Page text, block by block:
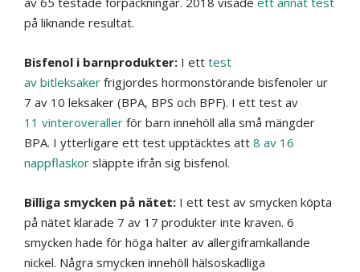
på liknande resultat.
Bisfenol i barnprodukter: I ett test
av bitleksaker frigjordes hormonstörande bisfenoler ur
7 av 10 leksaker (BPA, BPS och BPF). I ett test av
11 vinteroveraller för barn innehöll alla små mängder
BPA. I ytterligare ett test upptäcktes att 8 av 16
nappflaskor släppte ifrån sig bisfenol.
Billiga smycken på nätet: I ett test av smycken köpta
på nätet klarade 7 av 17 produkter inte kraven. 6
smycken hade för höga halter av allergiframkallande
nickel. Några smycken innehöll hälsoskadliga